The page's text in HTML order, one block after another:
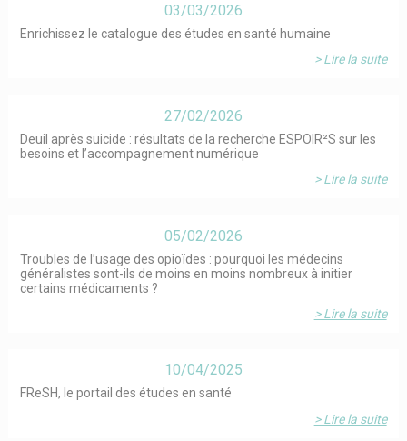
03/03/2026
Enrichissez le catalogue des études en santé humaine
> Lire la suite
27/02/2026
Deuil après suicide : résultats de la recherche ESPOIR²S sur les
besoins et l’accompagnement numérique
> Lire la suite
05/02/2026
Troubles de l’usage des opioïdes : pourquoi les médecins
généralistes sont-ils de moins en moins nombreux à initier
certains médicaments ?
> Lire la suite
10/04/2025
FReSH, le portail des études en santé
> Lire la suite